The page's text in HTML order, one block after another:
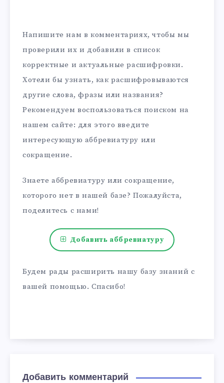
Напишите нам в комментариях, чтобы мы
проверили их и добавили в список
корректные и актуальные расшифровки.
Хотели бы узнать, как расшифровываются
другие слова, фразы или названия?
Рекомендуем воспользоваться поиском на
нашем сайте: для этого введите
интересующую аббревиатуру или
сокращение.
Знаете аббревиатуру или сокращение,
которого нет в нашей базе? Пожалуйста,
поделитесь с нами!
Добавить аббревиатуру
Будем рады расширить нашу базу знаний с
вашей помощью. Спасибо!
Добавить комментарий